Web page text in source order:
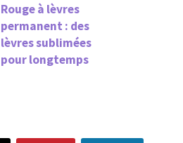
Rouge à lèvres
permanent : des
lèvres sublimées
pour longtemps